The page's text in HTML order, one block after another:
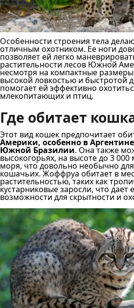
Особенности строения тела
отличным охотником. Ее ноги
позволяет ей легко
растительности лесов Южной
несмотря на компактные
высокой ловкостью и быстротой
помогает ей эффективно
млекопитающих и птиц.
Где обитает
Этот вид кошек предпочитает
Америки, особенно в
Южной Бразилии. Она также
высокогорьях, на высоте до 3
моря, что довольно необычно
кошачьих. Жоффруа обитает в
растительностью, таких как
кустарниковые заросли, что дает
возможности для скрытности и